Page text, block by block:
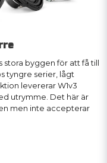
stora byggen för att få till
tyngre serier, lågt
levererar W1v3
utrymme. Det här är
men inte accepterar